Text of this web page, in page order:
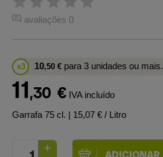
avaliações 0
x3 10,50 € para 3 unidades ou mais.
11,30 € IVA incluído
Garrafa 75 cl. | 15,07 € / Litro